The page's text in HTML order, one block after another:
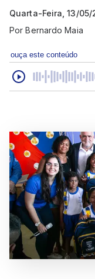
Quarta-Feira, 13/
PorBernardo Maia
ouça este conteúdo